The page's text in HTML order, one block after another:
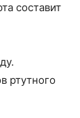
составит
ртутного